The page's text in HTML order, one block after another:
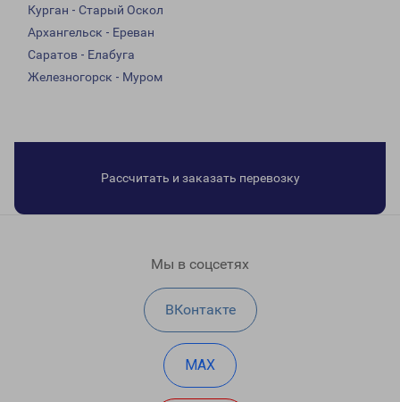
Курган - Старый Оскол
Архангельск - Ереван
Саратов - Елабуга
Железногорск - Муром
Рассчитать и заказать перевозку
Мы в соцсетях
ВКонтакте
MAX